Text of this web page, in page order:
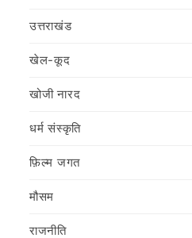
उत्तराखंड
खेल-कूद
खोजी नारद
धर्म संस्कृति
फ़िल्‍म जगत
मौसम
राजनीति